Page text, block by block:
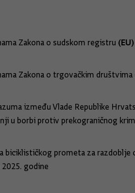
Zakona o sudskom registru (EU)
Zakona o trgovačkim društvima
između Vlade Republike
u borbi protiv prekograničnog
prometa za
godine